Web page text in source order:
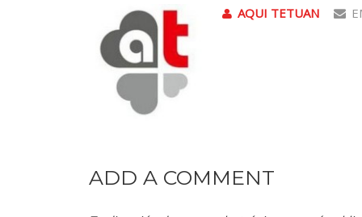
AQUI TETUAN
ADD A COMMENT